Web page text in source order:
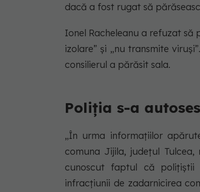
dacă a fost rugat să
Ionel Racheleanu a refuzat să
izolare” și „nu transmite
consilierul a părăsit sala.
Poliția s-a
„În urma informațiilor
comuna Jijila, județul
cunoscut faptul că polițiștii
infracțiunii de zadarnicirea